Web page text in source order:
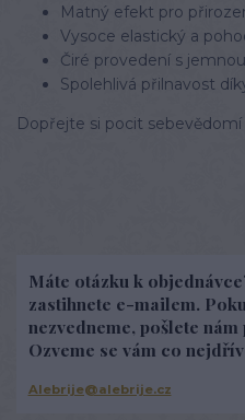
Matný efekt pro
Vysoce elastický a
Čiré provedení s
Spolehlivá přilnavost
Dopřejte si pocit
Máte otázku k
zastihnete e-mailem.
nezvedneme, pošlete
Ozveme se vám co
Alebrije@alebrije.cz